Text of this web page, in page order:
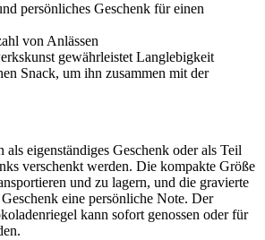
persönliches Geschenk für einen
von Anlässen
gewährleistet Langlebigkeit
Snack, um ihn zusammen mit der
eigenständiges Geschenk oder als Teil
verschenkt werden. Die kompakte Größe
und zu lagern, und die gravierte
eine persönliche Note. Der
kann sofort genossen oder für